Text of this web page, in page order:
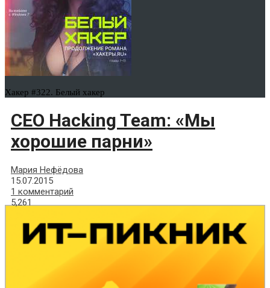
Хакер #322. Белый хакер
CEO Hacking Team: «Мы
хорошие парни»
Мария Нефёдова
15.07.2015
1 комментарий
5,261